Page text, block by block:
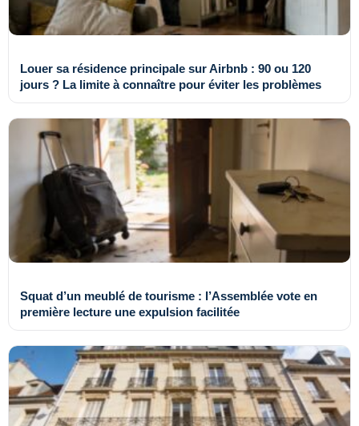
Louer sa résidence principale sur Airbnb : 90 ou 120
jours ? La limite à connaître pour éviter les problèmes
Squat d’un meublé de tourisme : l’Assemblée vote en
première lecture une expulsion facilitée